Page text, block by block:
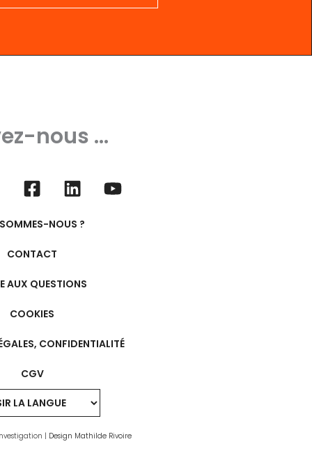
nous ...
NOUS ?
CONTACT
AUX QUESTIONS
COOKIES
CONFIDENTIALITÉ
CGV
| Design Mathilde Rivoire